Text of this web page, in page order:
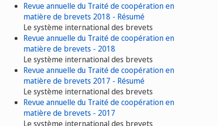
Revue annuelle du Traité de coopération en
matière de brevets 2018 - Résumé
Le système international des brevets
Revue annuelle du Traité de coopération en
matière de brevets - 2018
Le système international des brevets
Revue annuelle du Traité de coopération en
matière de brevets 2017 - Résumé
Le système international des brevets
Revue annuelle du Traité de coopération en
matière de brevets - 2017
Le système international des brevets